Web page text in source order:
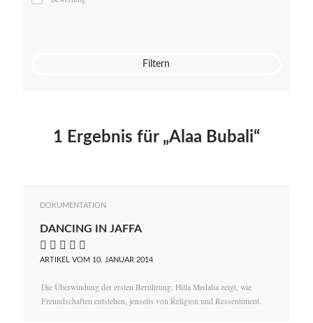
Mato von Vogelstein
Filtern
1 Ergebnis für „Alaa Bubali“
DOKUMENTATION
DANCING IN JAFFA
    
ARTIKEL VOM 10. JANUAR 2014
Die Überwindung der ersten Berührung: Hilla Medalia zeigt, wie
Freundschaften entstehen, jenseits von Religion und Ressentiment.